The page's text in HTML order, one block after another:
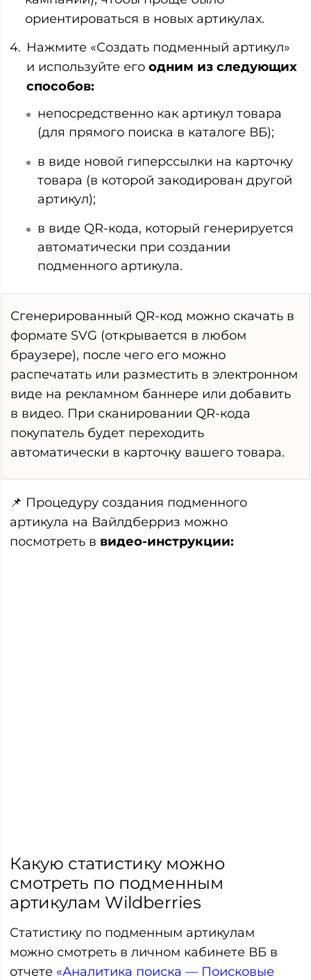
ориентироваться в новых артикулах.
Нажмите «Создать подменный артикул»
и используйте его одним из следующих
способов:
непосредственно как артикул товара
(для прямого поиска в каталоге ВБ);
в виде новой гиперссылки на карточку
товара (в которой закодирован другой
артикул);
в виде QR-кода, который генерируется
автоматически при создании
подменного артикула.
Сгенерированный QR-код можно скачать в
формате SVG (открывается в любом
браузере), после чего его можно
распечатать или разместить в электронном
виде на рекламном баннере или добавить
в видео. При сканировании QR-кода
покупатель будет переходить
автоматически в карточку вашего товара.
📌 Процедуру создания подменного
артикула на Вайлдберриз можно
посмотреть в видео-инструкции:
Какую статистику можно
смотреть по подменным
артикулам Wildberries
Статистику по подменным артикулам
можно смотреть в личном кабинете ВБ в
отчете «Аналитика поиска — Поисковые